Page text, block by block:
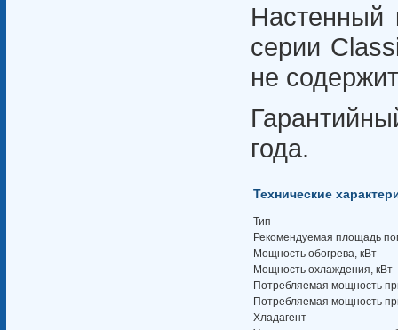
Настенный
серии
не
года.
Технические
Тип
Рекомендуемая площадь
Мощность обогрева, кВт
Мощность охлаждения, кВт
Потребляемая мощность
Потребляемая мощность
Хладагент